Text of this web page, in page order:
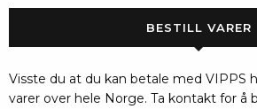
BESTILL VARER
Visste du at du kan betale med VIPPS
varer over hele Norge. Ta kontakt for å